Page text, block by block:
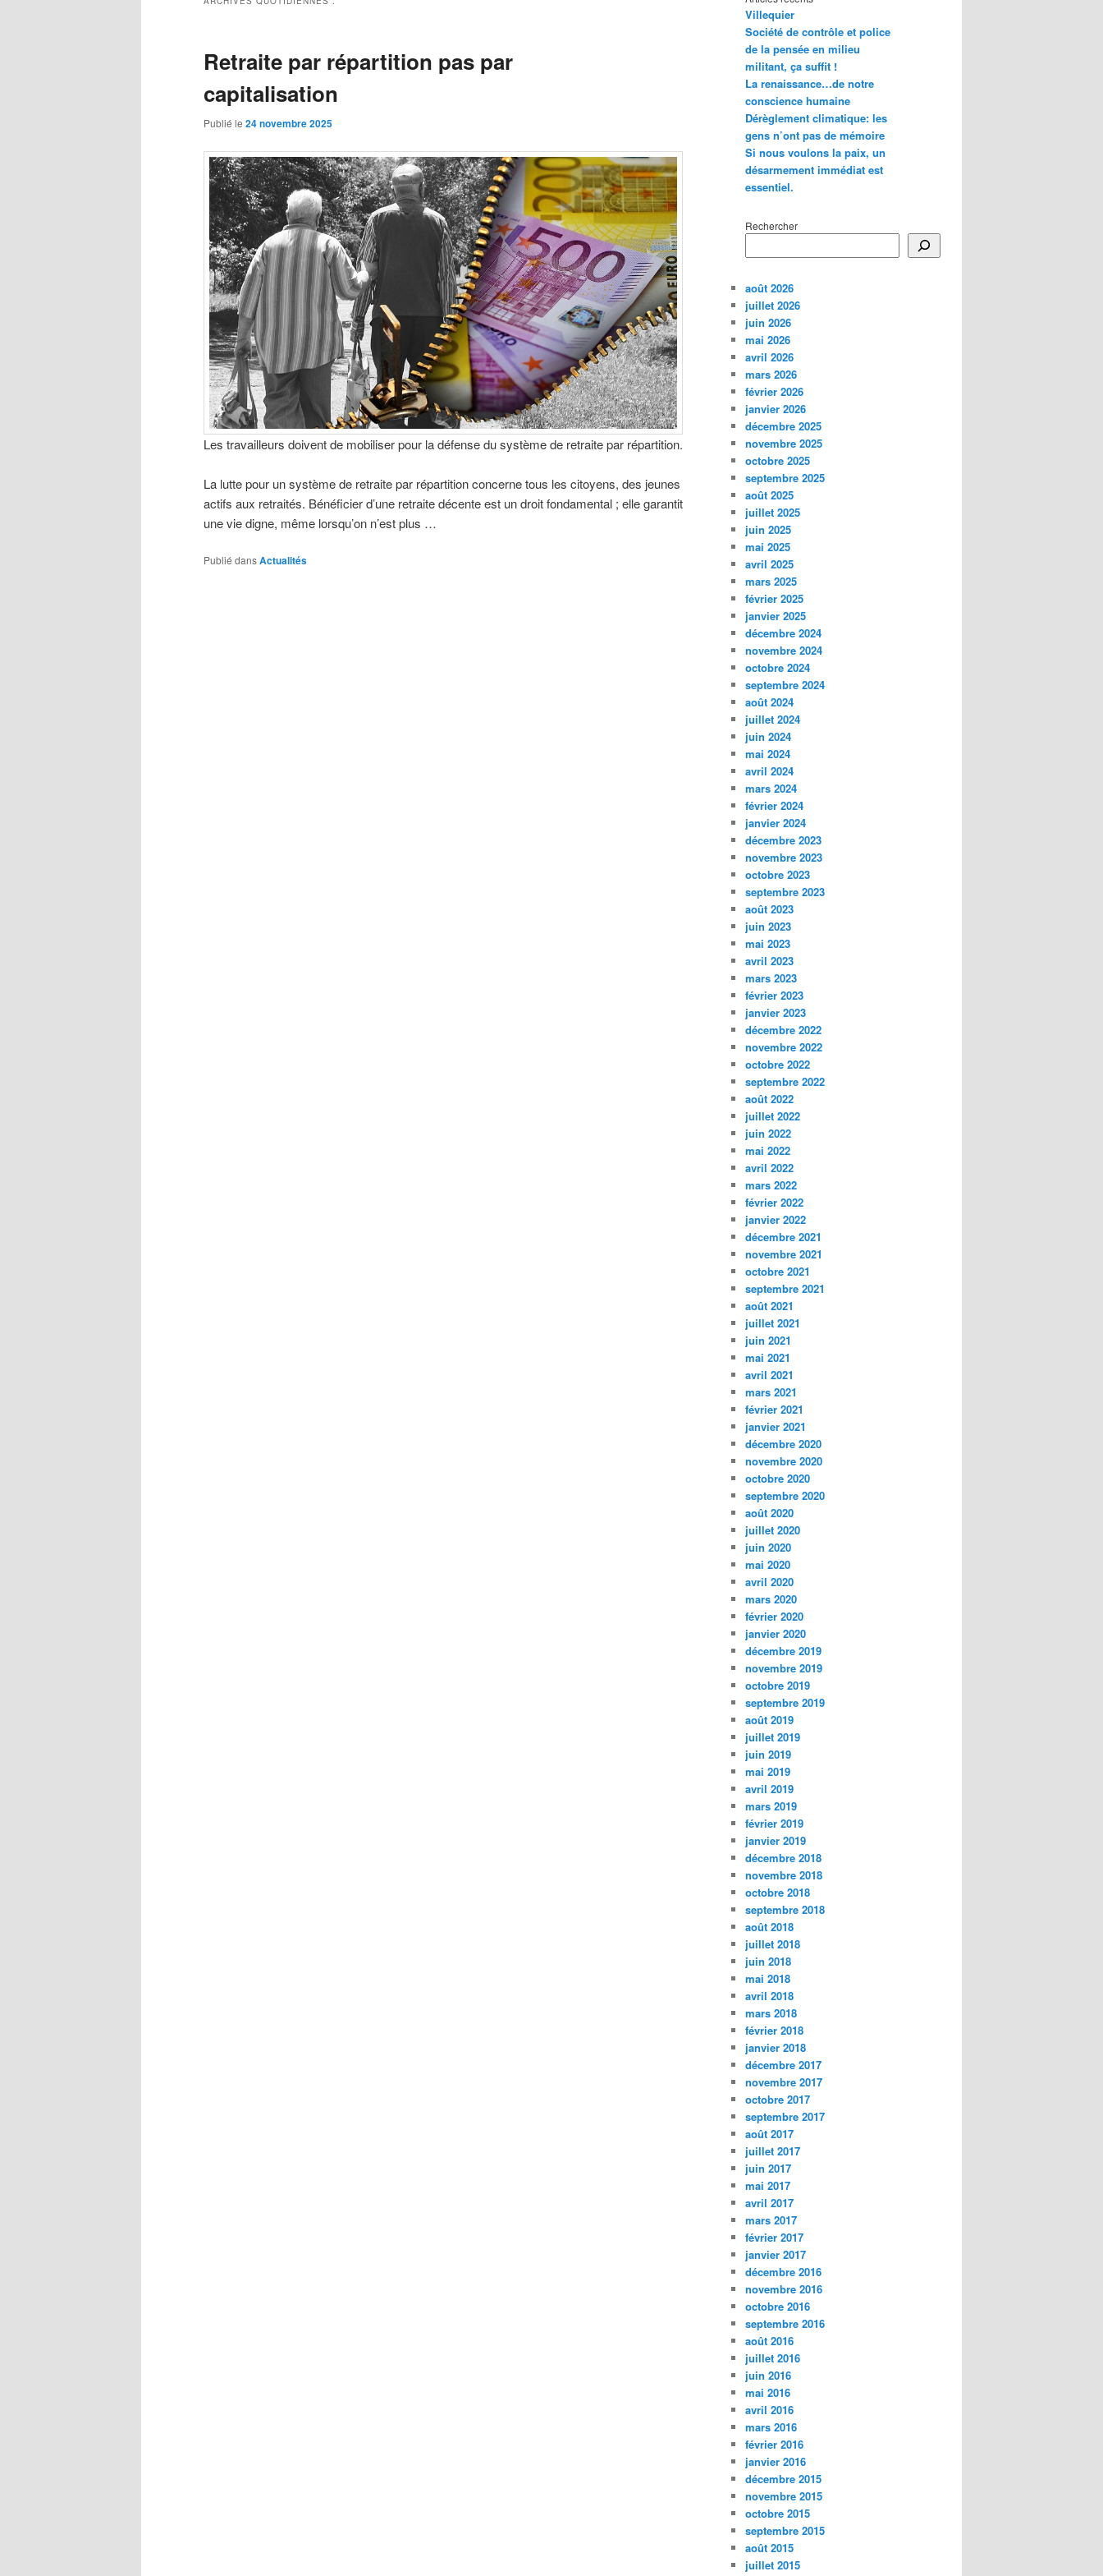
Retraite par répartition pas par
capitalisation
Publié le 24 novembre 2025
Les travailleurs doivent de mobiliser pour la défense du système de retraite par répartition.
La lutte pour un système de retraite par répartition concerne tous les citoyens, des jeunes
actifs aux retraités. Bénéficier d’une retraite décente est un droit fondamental ; elle garantit
une vie digne, même lorsqu’on n’est plus …
Publié dansActualités
Villequier
Société de contrôle et police
de la pensée en milieu
militant, ça suffit !
La renaissance…de notre
conscience humaine
Dérèglement climatique: les
gens n’ont pas de mémoire
Si nous voulons la paix, un
désarmement immédiat est
essentiel.
Rechercher
août 2026
juillet 2026
juin 2026
mai 2026
avril 2026
mars 2026
février 2026
janvier 2026
décembre 2025
novembre 2025
octobre 2025
septembre 2025
août 2025
juillet 2025
juin 2025
mai 2025
avril 2025
mars 2025
février 2025
janvier 2025
décembre 2024
novembre 2024
octobre 2024
septembre 2024
août 2024
juillet 2024
juin 2024
mai 2024
avril 2024
mars 2024
février 2024
janvier 2024
décembre 2023
novembre 2023
octobre 2023
septembre 2023
août 2023
juin 2023
mai 2023
avril 2023
mars 2023
février 2023
janvier 2023
décembre 2022
novembre 2022
octobre 2022
septembre 2022
août 2022
juillet 2022
juin 2022
mai 2022
avril 2022
mars 2022
février 2022
janvier 2022
décembre 2021
novembre 2021
octobre 2021
septembre 2021
août 2021
juillet 2021
juin 2021
mai 2021
avril 2021
mars 2021
février 2021
janvier 2021
décembre 2020
novembre 2020
octobre 2020
septembre 2020
août 2020
juillet 2020
juin 2020
mai 2020
avril 2020
mars 2020
février 2020
janvier 2020
décembre 2019
novembre 2019
octobre 2019
septembre 2019
août 2019
juillet 2019
juin 2019
mai 2019
avril 2019
mars 2019
février 2019
janvier 2019
décembre 2018
novembre 2018
octobre 2018
septembre 2018
août 2018
juillet 2018
juin 2018
mai 2018
avril 2018
mars 2018
février 2018
janvier 2018
décembre 2017
novembre 2017
octobre 2017
septembre 2017
août 2017
juillet 2017
juin 2017
mai 2017
avril 2017
mars 2017
février 2017
janvier 2017
décembre 2016
novembre 2016
octobre 2016
septembre 2016
août 2016
juillet 2016
juin 2016
mai 2016
avril 2016
mars 2016
février 2016
janvier 2016
décembre 2015
novembre 2015
octobre 2015
septembre 2015
août 2015
juillet 2015